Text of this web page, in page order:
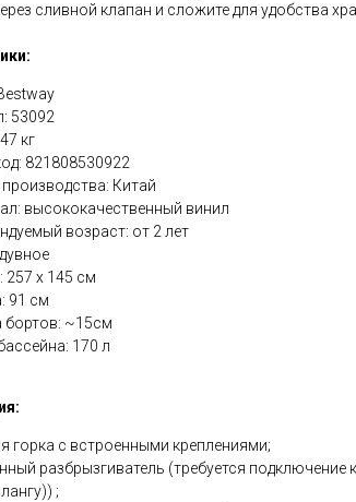
сливной клапан и сложите для удобства
53092
кг
821808530922
Китай
высококачественный винил
возраст: от 2 лет
257 х 145 см
91 см
бортов: ~15см
170 л
горка с встроенными креплениями;
разбрызгиватель (требуется подключение
;